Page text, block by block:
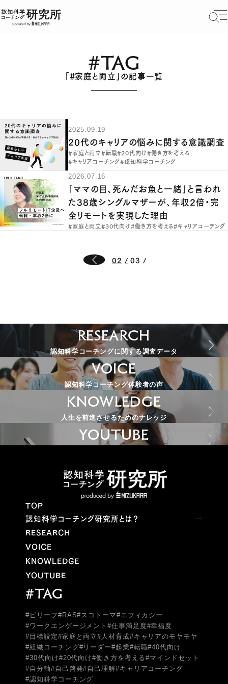
#TAG
「#家庭と両立」の記事一覧
2025.09.19
20代のキャリアの悩みに関する意識調査
#家庭と両立#転職#20代向け#働き方を考える
#キャリアコーチング#認知科学コーチング
2026.07.16
「ママの目、死んだお魚と一緒」と言われ
た38歳シングルマザーが、年収2倍・完
全リモートを実現した理由
#家庭と両立#30代向け#働き方を考える#キャリアコーチング
02 03
RESEARCH
認知科学コーチングに関する調査データ
VOICE
認知科学コーチング体験者の声
KNOWLEDGE
人生を前進させるためのナレッジ
YOUTUBE
TOP
認知科学コーチング研究所とは？
RESEARCH
VOICE
KNOWLEDGE
YOUTUBE
#TAG
#ビリーフ#RAS#スコトーマ#エフィカシー
#ワークエンゲージメント#仕事満足度#幸福度
#目標設定#家庭と両立#人材育成#キャリアのモヤモヤ
#組織コーチング#リーダー#起業#転職#40代向け
#30代向け#20代向け#働き方を考える#マインドセット
#自分軸#自己啓発#自己理解#キャリアコーチング
#認知科学コーチング